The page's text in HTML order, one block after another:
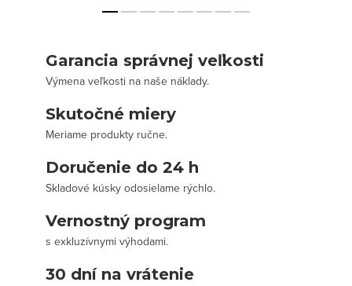
Garancia správnej veľkosti
Výmena veľkosti na naše náklady.
Skutočné miery
Meriame produkty ručne.
Doručenie do 24 h
Skladové kúsky odosielame rýchlo.
Vernostný program
s exkluzívnymi výhodami.
30 dní na vrátenie